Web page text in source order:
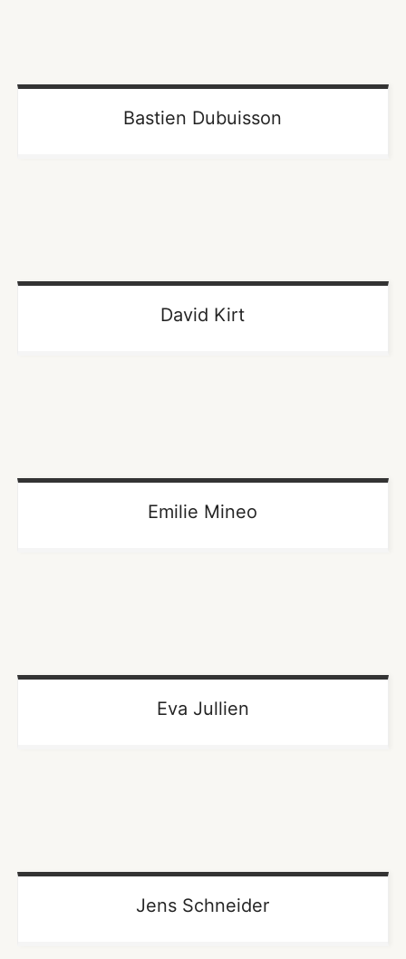
Bastien Dubuisson
David Kirt
Emilie Mineo
Eva Jullien
Jens Schneider